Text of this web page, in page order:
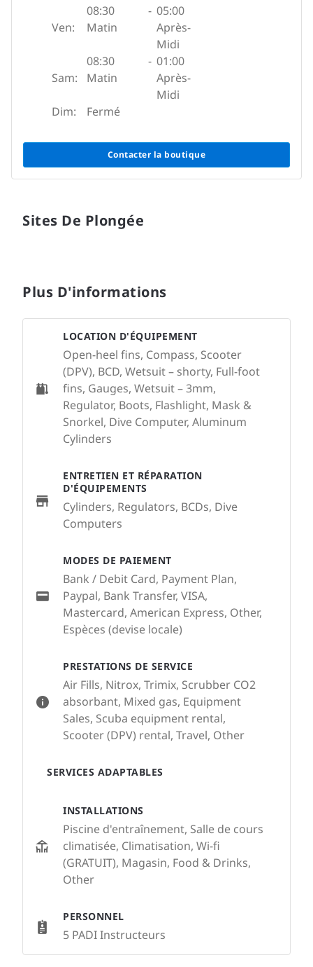
Ven:
08:30
Matin
- 05:00
Après-
Midi
Sam:
08:30
Matin
- 01:00
Après-
Midi
Dim:
Fermé
Contacter la boutique
Sites De Plongée
Plus D'informations
PRESTATIONS DE SERVICE
Air Fills, Nitrox, Trimix, Scrubber CO2
absorbant, Mixed gas, Equipment
Sales, Scuba equipment rental,
Scooter (DPV) rental, Travel, Other
SERVICES ADAPTABLES
INSTALLATIONS
Piscine d'entraînement, Salle de cours
climatisée, Climatisation, Wi-fi
(GRATUIT), Magasin, Food & Drinks,
Other
PERSONNEL
5 PADI Instructeurs
LOCATION D'ÉQUIPEMENT
Open-heel fins, Compass, Scooter
(DPV), BCD, Wetsuit – shorty, Full-foot
fins, Gauges, Wetsuit – 3mm,
Regulator, Boots, Flashlight, Mask &
Snorkel, Dive Computer, Aluminum
Cylinders
ENTRETIEN ET RÉPARATION
D'ÉQUIPEMENTS
Cylinders, Regulators, BCDs, Dive
Computers
MODES DE PAIEMENT
Bank / Debit Card, Payment Plan,
Paypal, Bank Transfer, VISA,
Mastercard, American Express, Other,
Espèces (devise locale)